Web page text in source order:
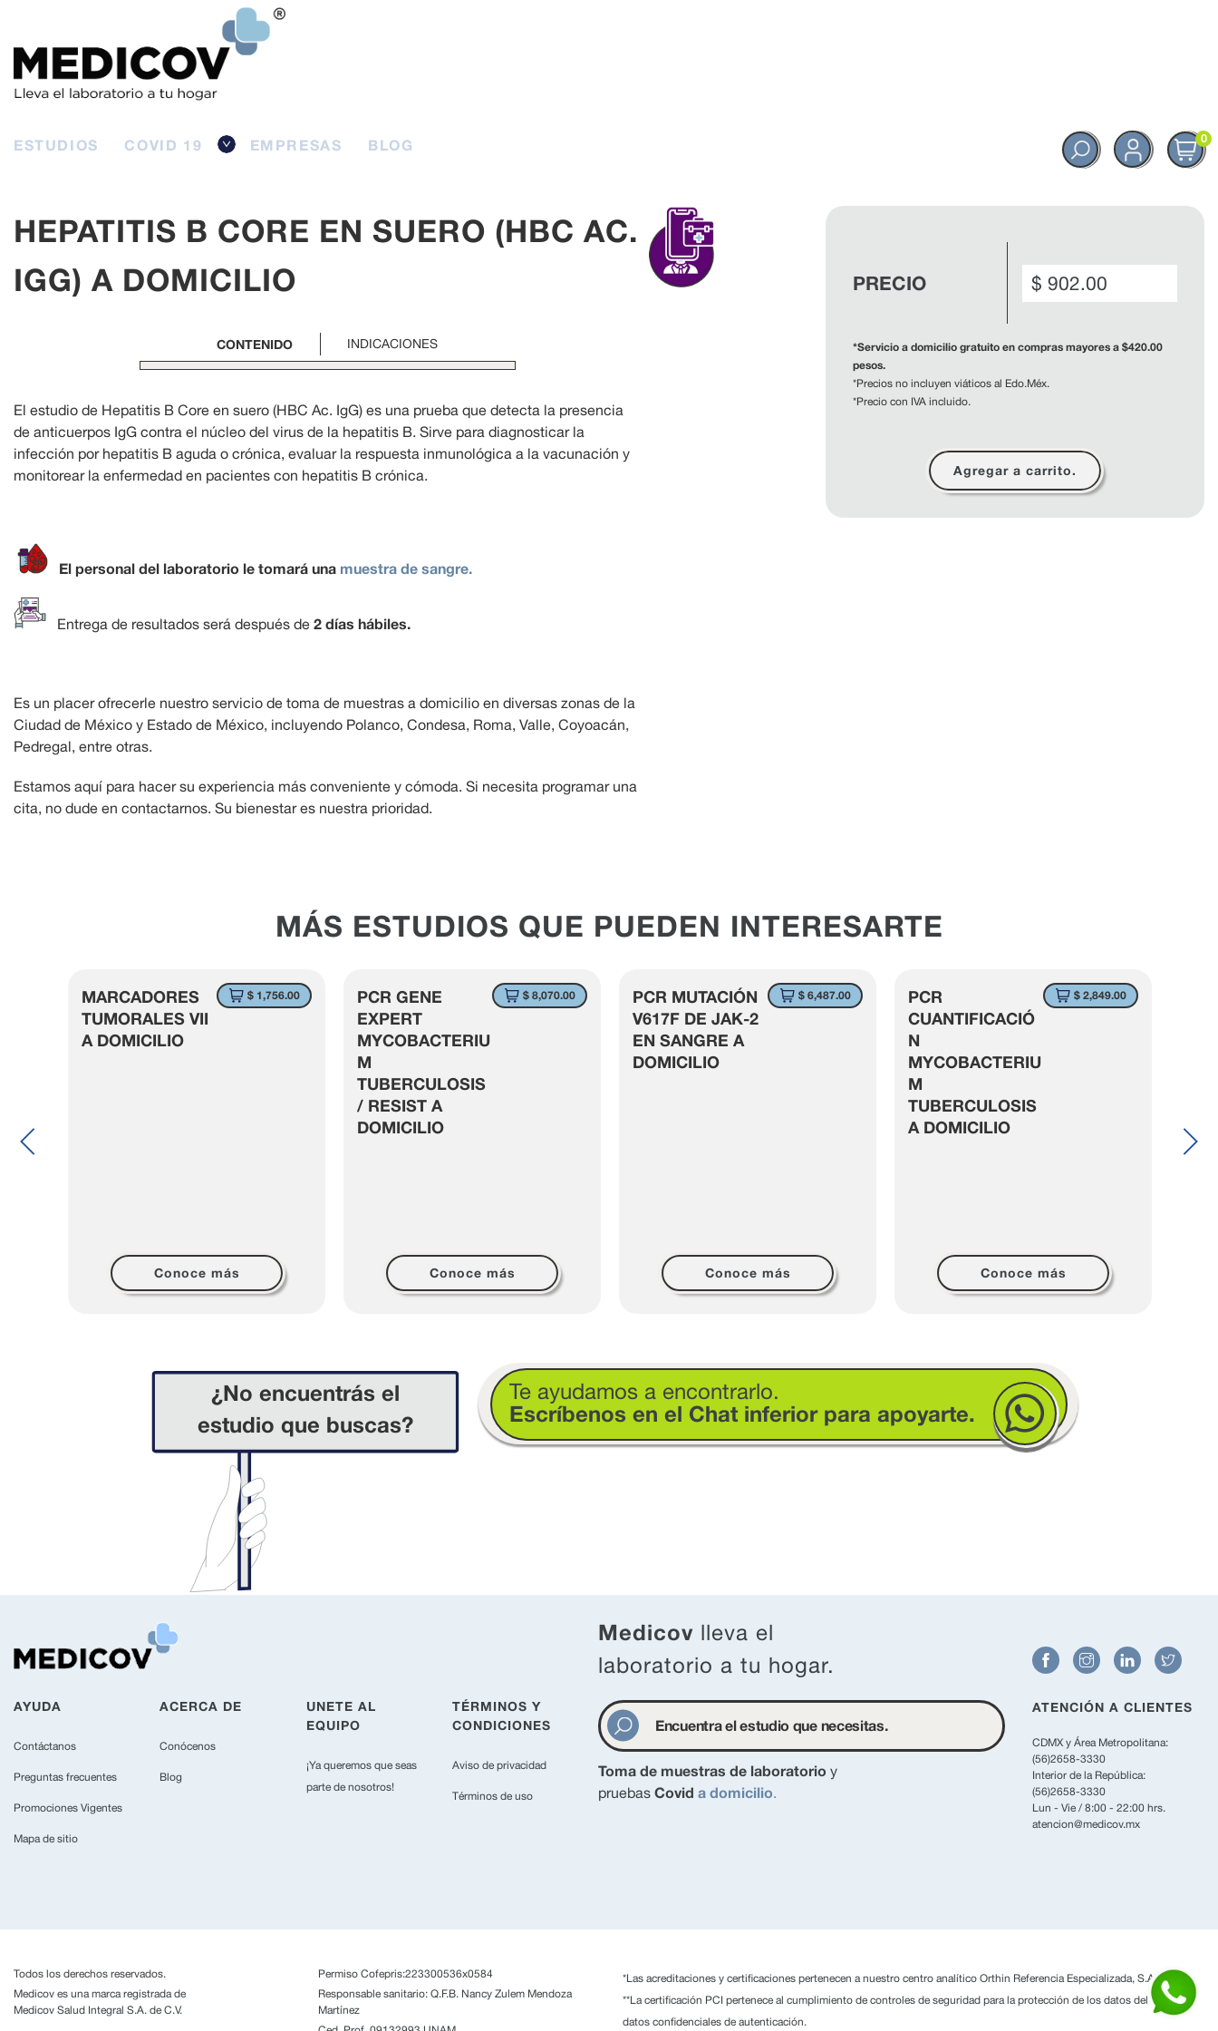
ESTUDIOS COVID 19 EMPRESAS BLOG 0
HEPATITIS B CORE EN SUERO (HBC AC.
IGG) A DOMICILIO
CONTENIDO INDICACIONES
El estudio de Hepatitis B Core en suero (HBC Ac. IgG) es una prueba que detecta la presencia
de anticuerpos IgG contra el núcleo del virus de la hepatitis B. Sirve para diagnosticar la
infección por hepatitis B aguda o crónica, evaluar la respuesta inmunológica a la vacunación y
monitorear la enfermedad en pacientes con hepatitis B crónica.
El personal del laboratorio le tomará una muestra de sangre.
Entrega de resultados será después de 2 días hábiles.
Es un placer ofrecerle nuestro servicio de toma de muestras a domicilio en diversas zonas de la
Ciudad de México y Estado de México, incluyendo Polanco, Condesa, Roma, Valle, Coyoacán,
Pedregal, entre otras.
Estamos aquí para hacer su experiencia más conveniente y cómoda. Si necesita programar una
cita, no dude en contactarnos. Su bienestar es nuestra prioridad.
regular
PRECIO $ 902.00
*Servicio a domicilio gratuito en compras mayores a $420.00
pesos.
*Precios no incluyen viáticos al Edo.Méx.
*Precio con IVA incluido.
Agregar a carrito.
MÁS ESTUDIOS QUE PUEDEN INTERESARTE
MARCADORES
TUMORALES VII
A DOMICILIO
$ 1,756.00
Conoce más
PCR GENE
EXPERT
MYCOBACTERIU
M
TUBERCULOSIS
/ RESIST A
DOMICILIO
$ 8,070.00
Conoce más
PCR MUTACIÓN
V617F DE JAK-2
EN SANGRE A
DOMICILIO
$ 6,487.00
Conoce más
PCR
CUANTIFICACIÓ
N
MYCOBACTERIU
M
TUBERCULOSIS
A DOMICILIO
$ 2,849.00
Conoce más
¿No encuentrás el
estudio que buscas?
Te ayudamos a encontrarlo.
Escríbenos en el Chat inferior para apoyarte.
AYUDA
Contáctanos
Preguntas frecuentes
Promociones Vigentes
Mapa de sitio
ACERCA DE
Conócenos
Blog
UNETE AL
EQUIPO
¡Ya queremos que seas
parte de nosotros!
TÉRMINOS Y
CONDICIONES
Aviso de privacidad
Términos de uso
Medicov lleva el
laboratorio a tu hogar.
Toma de muestras de laboratorio y
pruebasCovid a domicilio.
ATENCIÓN A CLIENTES
CDMX y Área Metropolitana:
(56)2658-3330
Interior de la República:
(56)2658-3330
Lun - Vie / 8:00 - 22:00 hrs.
atencion@medicov.mx
Todos los derechos reservados.
Medicov es una marca registrada de
Medicov Salud Integral S.A. de C.V.
Permiso Cofepris:223300536x0584
Responsable sanitario: Q.F.B. Nancy Zulem Mendoza
Martínez
*Las acreditaciones y certificaciones pertenecen a nuestro centro analítico Orthin Referencia Especializada, S.A. de C.V.
**La certificación PCI pertenece al cumplimiento de controles de seguridad para la protección de los datos del titular y/o
datos confidenciales de autenticación.